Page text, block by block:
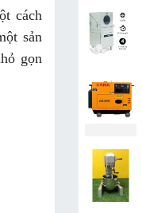
cách
sản
gọn